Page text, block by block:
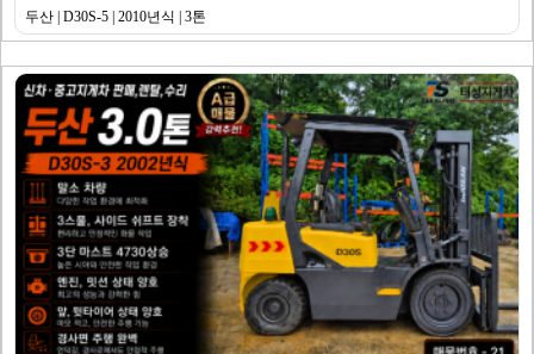
두산 | D30S-5 | 2010년식 | 3톤